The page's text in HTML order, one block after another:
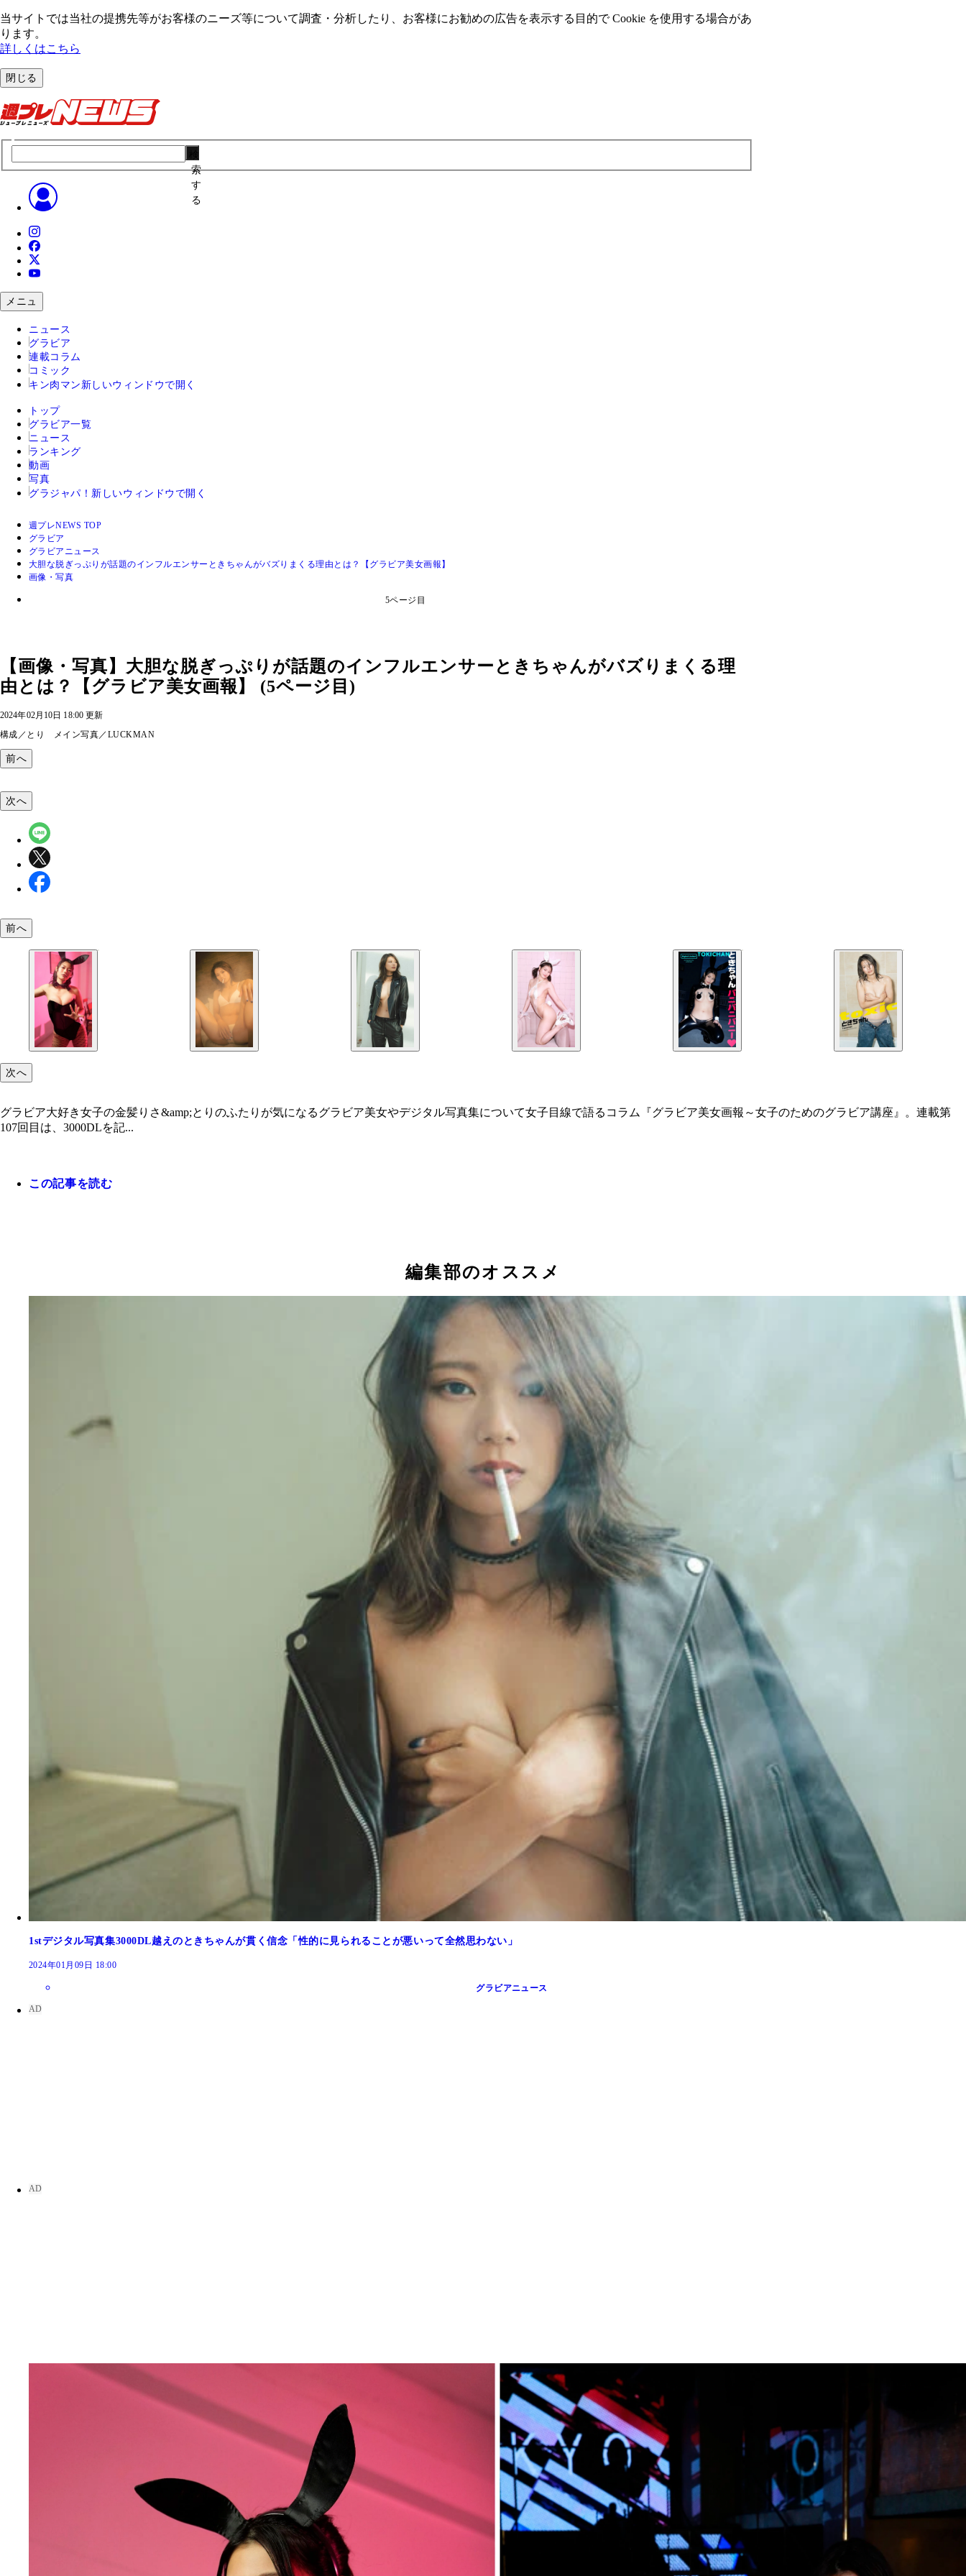
当サイトでは当社の提携先等がお客様のニーズ等について調査・分析したり、お客様にお勧めの広告を表⽰する⽬的で Cookie を使⽤する場合があ
ります。
詳しくはこちら
閉じる
索
す
る
メニュ
ニュース
グラビア
連載コラム
コミック
キン肉マン 新しいウィンドウで開く
トップ
グラビア一覧
ニュース
ランキング
動画
写真
グラジャパ！ 新しいウィンドウで開く
週プレNEWS TOP
グラビア
グラビアニュース
大胆な脱ぎっぷりが話題のインフルエンサーときちゃんがバズりまくる理由とは？【グラビア美女画報】
画像・写真
5ページ目
【画像・写真】大胆な脱ぎっぷりが話題のインフルエンサーときちゃんがバズりまくる理
由とは？【グラビア美女画報】 (5ページ目)
2024年02月10日 18:00 更新
構成／とり メイン写真／LUCKMAN
前へ
ときちゃん
デジタル写真集『toxic』（撮影／カノウリョウマ）
デジタル写真集『toxic』（撮影／カノウリョウマ）より。裸に革ジャン羽織っていかにもな感じじゃん。
デジタル写真集『バニバニバニー』（撮影／LUCKMAN）
『バニバニバニー』 撮影／LUCKMAN 価格／1100円（税込） 「恥ずかしがるバニーガール姿」がSNSでバズったときちゃんが初めて挑戦したグラビアです。シンプルなバニ
ルから、チャイナ風、まさかの逆バニーまで、全編バニーガールの衣装で構成されているバニバニバニーな一冊。あまりのセクシーっぷりに、たどたどしちゃう男子続出!?
『toxic』 撮影／カノウリョウマ 価格／1100円（税込） ワイルド&ビューティーをテーマに、タバコやお酒、革ジャンを用いたカッコいいイメージに挑戦。さらにはジーンズの
風呂に飛び込んでしまうなど、かなりワイルドな仕上がりとなっています。脱ぎっぷりも前作以上。胸もお尻も大胆に。セクシーすぎて、何だか眩暈が？ ワイルドときちゃん
次へ
前へ
次へ
グラビア大好き女子の金髪りさ&amp;とりのふたりが気になるグラビア美女やデジタル写真集について女子目線で語るコラム『グラビア美女画報～女子のためのグラビア講座』。連載第
107回目は、3000DLを記...
この記事を読む
編集部のオススメ
1stデジタル写真集3000DL越えのときちゃんが貫く信念「性的に見られることが悪いって全然思わない」
2024年01月09日 18:00
グラビアニュース